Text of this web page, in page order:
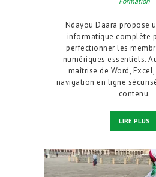
Ndayou Daara propose
informatique complète
perfectionner les
numériques essentiels.
maîtrise de Word,
navigation en ligne
contenu.
LIRE PLUS